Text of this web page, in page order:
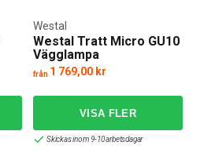
Westal Tratt Micro GU10
Vägglampa
Westal
från 1 769,00 kr
Skickas inom 9-10 arbetsdagar